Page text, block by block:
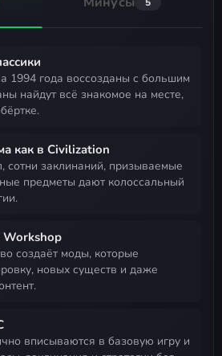
5
найдут всё знакомое на месте,
как в Civilization
предметы дают колоссальный
Workshop
новых существ и даже